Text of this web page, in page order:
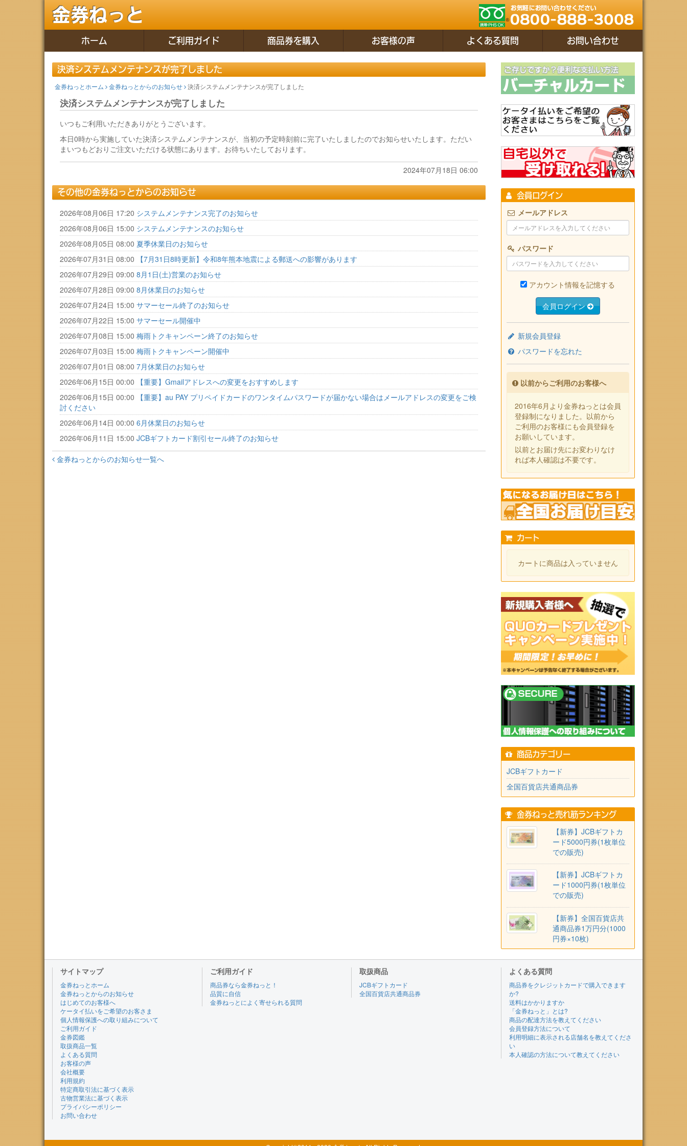
金券ねっと
ホーム ご利用ガイド 商品券を購入 お客様の声 よくある質問 お問い合わせ
決済システムメンテナンスが完了しました
金券ねっとホーム
金券ねっとからのお知らせ 決済システムメンテナンスが完了しました
決済システムメンテナンスが完了しました
いつもご利用いただきありがとうございます。
本日0時から実施していた決済システムメンテナンスが、当初の予定時刻前に完了いたしましたのでお知らせいたします。ただい
まいつもどおりご注文いただける状態にあります。お待ちいたしております。
2024年07月18日 06:00
その他の金券ねっとからのお知らせ
2026年08月06日 17:20 システムメンテナンス完了のお知らせ
2026年08月06日 15:00 システムメンテナンスのお知らせ
2026年08月05日 08:00 夏季休業日のお知らせ
2026年07月31日 08:00
【7月31日8時更新】令和8年熊本地震による郵送への影響があります
2026年07月29日 09:00 8月1日(土)営業のお知らせ
2026年07月28日 09:00 8月休業日のお知らせ
2026年07月24日 15:00 サマーセール終了のお知らせ
2026年07月22日 15:00 サマーセール開催中
2026年07月08日 15:00 梅雨トクキャンペーン終了のお知らせ
2026年07月03日 15:00 梅雨トクキャンペーン開催中
2026年07月01日 08:00 7月休業日のお知らせ
2026年06月15日 00:00
【重要】Gmailアドレスへの変更をおすすめします
2026年06月15日 00:00
【重要】au PAY プリペイドカードのワンタイムパスワードが届かない場合はメールアドレスの変更をご検
討ください
2026年06月14日 00:00 6月休業日のお知らせ
2026年06月11日 15:00 JCBギフトカード割引セール終了のお知らせ
金券ねっとからのお知らせ一覧へ
会員ログイン
メールアドレス
パスワード
アカウント情報を記憶する
会員ログイン
新規会員登録
パスワードを忘れた
以前からご利用のお客様へ
2016年6月より金券ねっとは会員
登録制になりました。以前から
ご利用のお客様にも会員登録を
お願いしています。
以前とお届け先にお変わりなけ
れば本人確認は不要です。
カート
カートに商品は入っていません
商品カテゴリー
JCBギフトカード
全国百貨店共通商品券
金券ねっと売れ筋ランキング
【新券】JCBギフトカ
ード5000円券(1枚単位
での販売)
【新券】JCBギフトカ
ード1000円券(1枚単位
での販売)
【新券】全国百貨店共
通商品券1万円分(1000
円券×10枚)
サイトマップ
金券ねっとホーム
金券ねっとからのお知らせ
はじめてのお客様へ
ケータイ払いをご希望のお客さま
個人情報保護への取り組みについて
ご利用ガイド
金券図鑑
取扱商品一覧
よくある質問
お客様の声
会社概要
利用規約
特定商取引法に基づく表示
古物営業法に基づく表示
プライバシーポリシー
お問い合わせ
ご利用ガイド
商品券なら金券ねっと！
品質に自信
金券ねっとによく寄せられる質問
取扱商品
JCBギフトカード
全国百貨店共通商品券
よくある質問
商品券をクレジットカードで購入できます
か?
送料はかかりますか
「金券ねっと」とは?
商品の配達方法を教えてください
会員登録方法について
利用明細に表示される店舗名を教えてくださ
い
本人確認の方法について教えてください